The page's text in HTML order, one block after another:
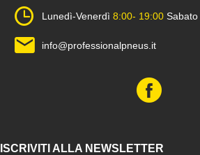
Lunedì-Venerdì 8:00- 19:00 Sabato
info@professionalpneus.it
ISCRIVITI ALLA NEWSLETTER